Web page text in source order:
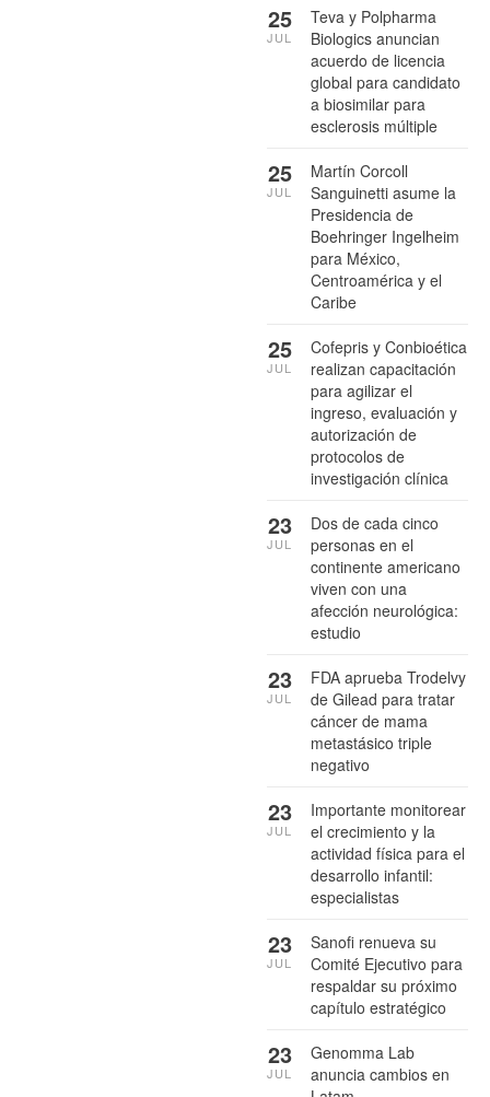
Teva y Polpharma
Biologics anuncian
acuerdo de licencia
global para candidato
a biosimilar para
esclerosis múltiple
25
JUL
Martín Corcoll
Sanguinetti asume la
Presidencia de
Boehringer Ingelheim
para México,
Centroamérica y el
Caribe
25
JUL
Cofepris y Conbioética
realizan capacitación
para agilizar el
ingreso, evaluación y
autorización de
protocolos de
investigación clínica
25
JUL
Dos de cada cinco
personas en el
continente americano
viven con una
afección neurológica:
estudio
23
JUL
FDA aprueba Trodelvy
de Gilead para tratar
cáncer de mama
metastásico triple
negativo
23
JUL
Importante monitorear
el crecimiento y la
actividad física para el
desarrollo infantil:
especialistas
23
JUL
Sanofi renueva su
Comité Ejecutivo para
respaldar su próximo
capítulo estratégico
23
JUL
Genomma Lab
anuncia cambios en
23
JUL